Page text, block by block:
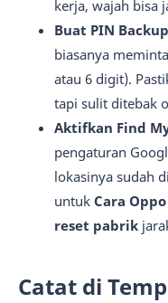
kerja, wajah bisa
Buat PIN
biasanya
atau 6 digit).
tapi sulit ditebak
Aktifkan Find
pengaturan
lokasinya sudah
untuk Cara
reset pabrik
Catat di